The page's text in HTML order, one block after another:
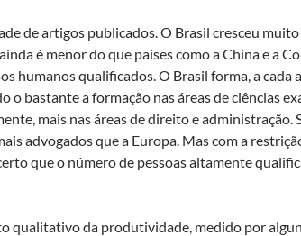
de artigos publicados. O Brasil cresceu muito
é menor do que países como a China e a
humanos qualificados. O Brasil forma, a cada
o bastante a formação nas áreas de ciências
mais nas áreas de direito e administração.
advogados que a Europa. Mas com a
que o número de pessoas altamente
qualitativo da produtividade, medido por